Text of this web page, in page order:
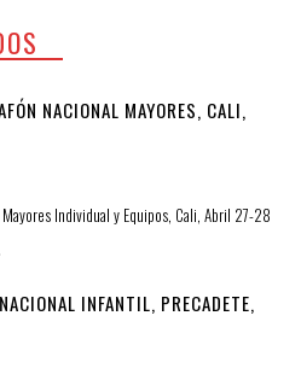
NACIONAL MAYORES, CALI,
Individual y Equipos, Cali, Abril 27-28
INFANTIL, PRECADETE,